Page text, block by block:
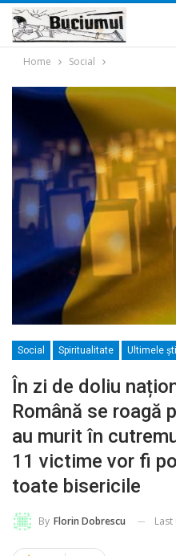
Home Social
Social Spiritualitate Ultimele
În zi de doliu
Română se roagă
au murit în
11 victime vor fi
toate bisericile
By Florin Dobrescu